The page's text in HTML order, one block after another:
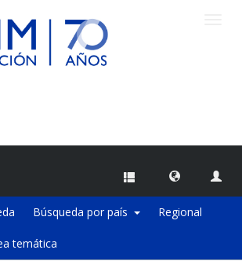
Búsqueda por país Regional
temática